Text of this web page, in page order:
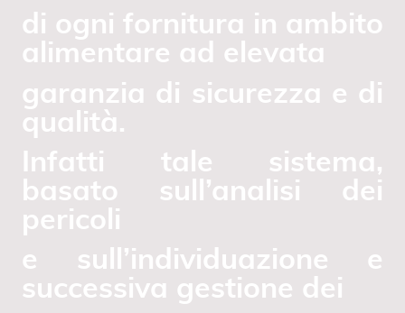
di ogni fornitura in ambito
alimentare ad elevata
garanzia di sicurezza e di
qualità.
Infatti tale sistema,
basato sull’analisi dei
pericoli
e sull’individuazione e
successiva gestione dei